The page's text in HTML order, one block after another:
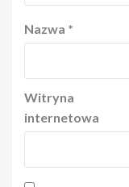
Nazwa *
Witryna
internetowa